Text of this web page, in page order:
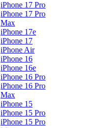
iPhone 17 Pro
iPhone 17 Pro
Max
iPhone 17e
iPhone 17
iPhone Air
iPhone 16
iPhone 16e
iPhone 16 Pro
iPhone 16 Pro
Max
iPhone 15
iPhone 15 Pro
iPhone 15 Pro